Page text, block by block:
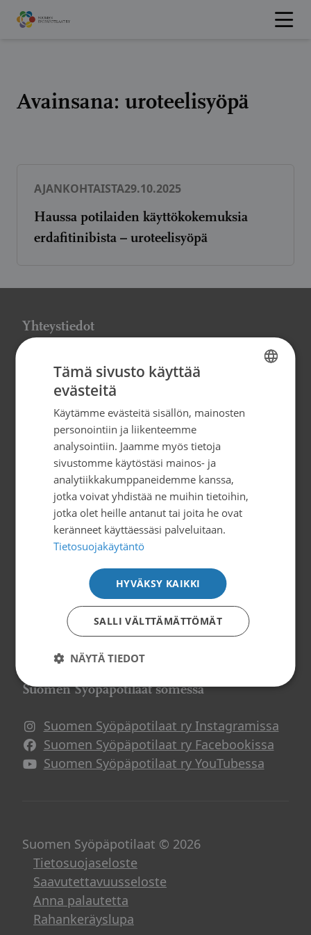
Hyppää
sisältöön
Avainsana: uroteelisyöpä
AJANKOHTAISTA29.10.2025
Haussa potilaiden käyttökokemuksia
erdafitinibista – uroteelisyöpä
Yhteystiedot
Suomen Syöpäpotilaat ry
Globaalikeskus, 7. kerros
Siltasaarenkatu 4, 00530 Helsinki
info@syopapotilaat.fi
Y-tunnus: 0239008-1
Tilaa uutiskirje
Suomen Syöpäpotilaat ry
Potilasoppaat
Potilasverkostot
Syöpä ja työ
Suomen Syöpäpotilaat somessa
Suomen Syöpäpotilaat ry Instagramissa
Suomen Syöpäpotilaat ry Facebookissa
Suomen Syöpäpotilaat ry YouTubessa
Suomen Syöpäpotilaat © 2026
Tietosuojaseloste
Saavutettavuusseloste
Anna palautetta
Rahankeräyslupa
SWEDISH
Tämä sivusto käyttää
evästeitä
Käytämme evästeitä sisällön, mainosten
personointiin ja liikenteemme
analysointiin. Jaamme myös tietoja
sivustomme käytöstäsi mainos- ja
analytiikkakumppaneidemme kanssa,
jotka voivat yhdistää ne muihin tietoihin,
jotka olet heille antanut tai joita he ovat
keränneet käyttäessäsi palveluitaan.
Tietosuojakäytäntö
HYVÄKSY KAIKKI
SALLI VÄLTTÄMÄTTÖMÄT
NÄYTÄ TIEDOT